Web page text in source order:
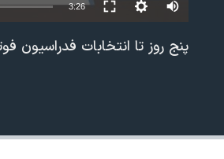
3:26
پنج روز تا انتخابات فدراسیون